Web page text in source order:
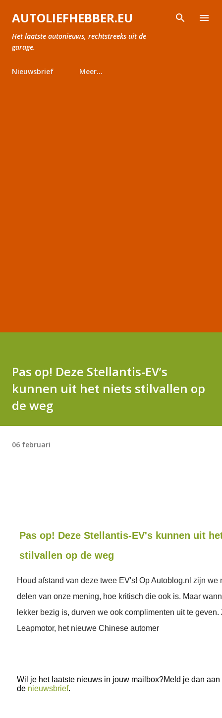
Doorgaan naar hoofdcontent
AUTOLIEFHEBBER.EU
Het laatste autonieuws, rechtstreeks uit de
garage.
Nieuwsbrief Meer…
Pas op! Deze Stellantis-EV’s
kunnen uit het niets stilvallen op
de weg
06 februari
Pas op! Deze Stellantis-EV's kunnen uit
stilvallen op de weg
Houd afstand van deze twee EV's! Op Autoblog.nl zijn we
delen van onze mening, hoe kritisch die ook is. Maar
lekker bezig is, durven we ook complimenten uit te geven.
Leapmotor, het nieuwe Chinese automer
Wil je het laatste nieuws in jouw mailbox?Meld je dan aan
de nieuwsbrief.